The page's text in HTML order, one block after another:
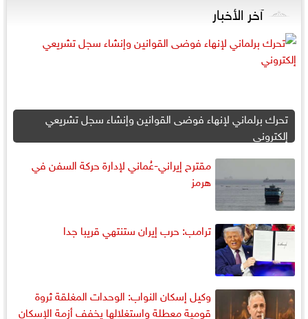
آخر الأخبار
تحرك برلماني لإنهاء فوضى القوانين وإنشاء سجل تشريعي
إلكتروني
مقترح إيراني-عُماني لإدارة حركة السفن في
هرمز
ترامب: حرب إيران ستنتهي قريبا جدا
وكيل إسكان النواب: الوحدات المغلقة ثروة
قومية معطلة واستغلالها يخفف أزمة الإسكان